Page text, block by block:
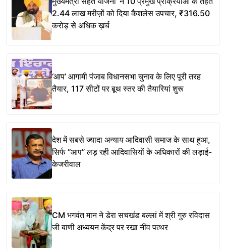
2.44 लाख मरीज़ों को दिया कैशलेस उपचार, ₹316.50
करोड़ से अधिक ख़र्च
‘आप’ आगामी पंजाब विधानसभा चुनाव के लिए पूरी तरह
तैयार, 117 सीटों पर बूथ स्तर की तैयारियां शुरू
देश में सबसे ज्यादा अन्याय आदिवासी समाज के साथ हुआ,
सिर्फ ‘‘आप’’ लड़ रही आदिवासियों के अधिकारों की लड़ाई-
केजरीवाल
CM भगवंत मान ने डेरा सचखंड बल्लां में श्री गुरु रविदास
जी बाणी अध्ययन केंद्र पर रखा नींव पत्थर